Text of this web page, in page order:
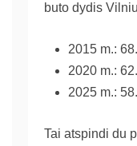
buto dydis
2015 m.:
2020 m.:
2025 m.:
Tai atspindi du